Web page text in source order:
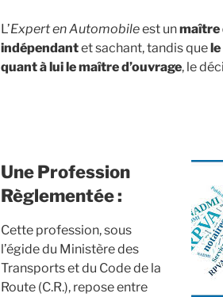
L’Expert enAutomobileest unmaître
indépendantet sachant, tandis que
quant à lui le maître d’ouvrage, le
Une Profession
Règlementée :
Cette profession, sous
l’égide du Ministère des
Transports et du Code de la
Route (C.R.), repose entre